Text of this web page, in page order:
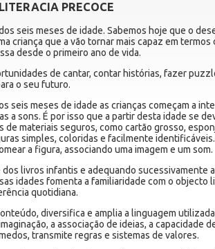
PRECOCE
seis meses de idade. Sabemos hoje que o
criança que a vão tornar mais capaz em
desde o primeiro ano de vida.
de cantar, contar histórias, fazer
o seu futuro.
seis meses de idade as crianças começam a
a sons. É por isso que a partir desta idade se
de materiais seguros, como cartão grosso,
simples, coloridas e facilmente
a figura, associando uma imagem e um som.
livros infantis e adequando sucessivamente
idades fomenta a familiaridade com o objecto
quotidiana.
diversifica e amplia a linguagem utilizada
a associação de ideias, a capacidade
transmite regras e sistemas de valores.